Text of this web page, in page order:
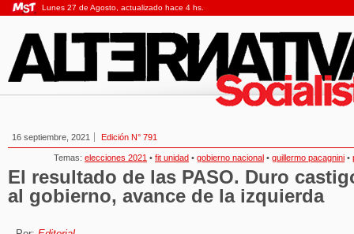
Lunes 27 de Agosto, actualizado hace 4 hs.
16 septiembre, 2021 Edición N° 791
Temas: elecciones 2021 • fit unidad • gobierno nacional • guillermo pacagnini •
El resultado de las PASO. Duro
al gobierno, avance de la izquierda